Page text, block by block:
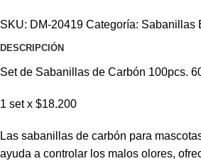
SKU: DM-20419 Categoría: Sabanillas
DESCRIPCIÓN
Set de Sabanillas de Carbón 100pcs.
1 set x $18.200
Las sabanillas de carbón para
ayuda a controlar los malos olores,